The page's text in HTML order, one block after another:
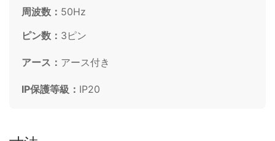
周波数： 50Hz
ピン数： 3ピン
アース： アース付き
IP保護等級： IP20